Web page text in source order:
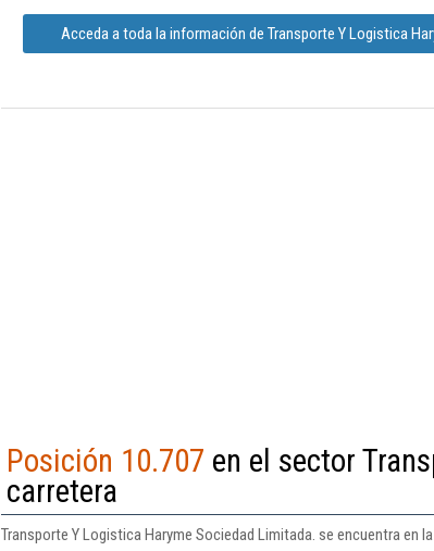
Acceda a toda la información de Transporte Y Logistica
Posición 10.707 en el sector
carretera
Transporte Y Logistica Haryme Sociedad Limitada. se encuentra en